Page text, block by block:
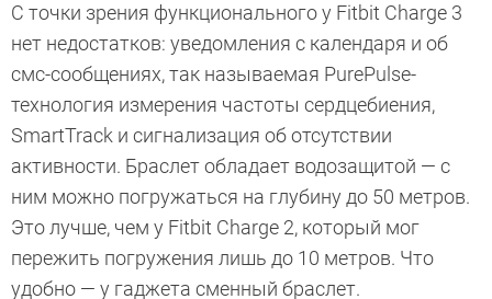
С точки зрения функционального у Fitbit Charge 3
нет недостатков: уведомления с календаря и об
смс-сообщениях, так называемая PurePulse-
технология измерения частоты сердцебиения,
SmartTrack и сигнализация об отсутствии
активности. Браслет обладает водозащитой — с
ним можно погружаться на глубину до 50 метров.
Это лучше, чем у Fitbit Charge 2, который мог
пережить погружения лишь до 10 метров. Что
удобно — у гаджета сменный браслет.